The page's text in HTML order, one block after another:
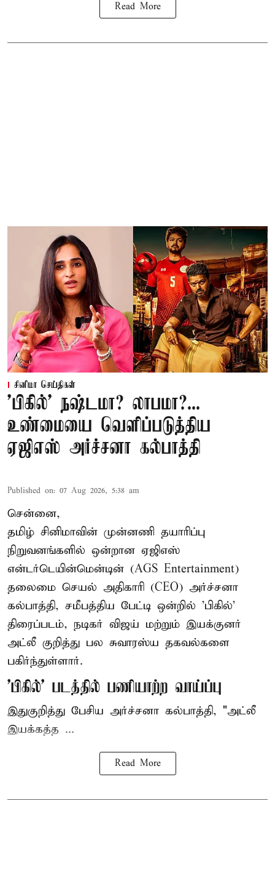
Read More
சினிமா செய்திகள்
'பிகில்' நஷ்டமா? லாபமா?...
உண்மையை வெளிப்படுத்திய
ஏஜிஎஸ் அர்ச்சனா கல்பாத்தி
Published on: 07 Aug 2026, 5:38 am
சென்னை,
தமிழ் சினிமாவின் முன்னணி தயாரிப்பு
நிறுவனங்களில் ஒன்றான ஏஜிஎஸ்
என்டர்டெயின்மென்டின் (AGS Entertainment)
தலைமை செயல் அதிகாரி (CEO) அர்ச்சனா
கல்பாத்தி, சமீபத்திய பேட்டி ஒன்றில் 'பிகில்'
திரைப்படம், நடிகர் விஜய் மற்றும் இயக்குனர்
அட்லீ குறித்து பல சுவாரஸ்ய தகவல்களை
பகிர்ந்துள்ளார்.
'பிகில்' படத்தில் பணியாற்ற வாய்ப்பு
இதுகுறித்து பேசிய அர்ச்சனா கல்பாத்தி, "அட்லீ
இயக்கத்த ...
Read More